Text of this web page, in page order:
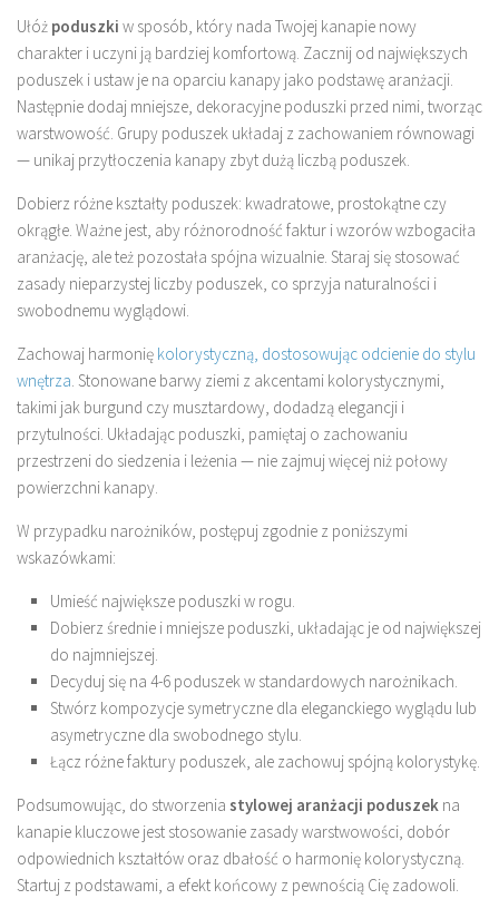
Ułóż poduszki w sposób, który nada Twojej kanapie nowy
charakter i uczyni ją bardziej komfortową. Zacznij od największych
poduszek i ustaw je na oparciu kanapy jako podstawę aranżacji.
Następnie dodaj mniejsze, dekoracyjne poduszki przed nimi, tworząc
warstwowość. Grupy poduszek układaj z zachowaniem równowagi
— unikaj przytłoczenia kanapy zbyt dużą liczbą poduszek.
Dobierz różne kształty poduszek: kwadratowe, prostokątne czy
okrągłe. Ważne jest, aby różnorodność faktur i wzorów wzbogaciła
aranżację, ale też pozostała spójna wizualnie. Staraj się stosować
zasady nieparzystej liczby poduszek, co sprzyja naturalności i
swobodnemu wyglądowi.
Zachowaj harmonię kolorystyczną, dostosowując odcienie do stylu
wnętrza . Stonowane barwy ziemi z akcentami kolorystycznymi,
takimi jak burgund czy musztardowy, dodadzą elegancji i
przytulności. Układając poduszki, pamiętaj o zachowaniu
przestrzeni do siedzenia i leżenia — nie zajmuj więcej niż połowy
powierzchni kanapy.
W przypadku narożników, postępuj zgodnie z poniższymi
wskazówkami:
Umieść największe poduszki w rogu.
Dobierz średnie i mniejsze poduszki, układając je od największej
do najmniejszej.
Decyduj się na 4-6 poduszek w standardowych narożnikach.
Stwórz kompozycje symetryczne dla eleganckiego wyglądu lub
asymetryczne dla swobodnego stylu.
Łącz różne faktury poduszek, ale zachowuj spójną kolorystykę.
Podsumowując, do stworzenia stylowej aranżacji poduszek na
kanapie kluczowe jest stosowanie zasady warstwowości, dobór
odpowiednich kształtów oraz dbałość o harmonię kolorystyczną.
Startuj z podstawami, a efekt końcowy z pewnością Cię zadowoli.